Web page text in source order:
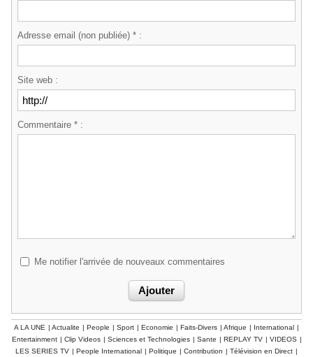
Adresse email (non publiée) * :
Site web :
Commentaire * :
Me notifier l'arrivée de nouveaux commentaires
A LA UNE | Actualite | People | Sport | Economie | Faits-Divers | Afrique | International |
Entertainment | Clip Videos | Sciences et Technologies | Sante | REPLAY TV | VIDEOS |
LES SERIES TV | People International | Politique | Contribution | Télévision en Direct |